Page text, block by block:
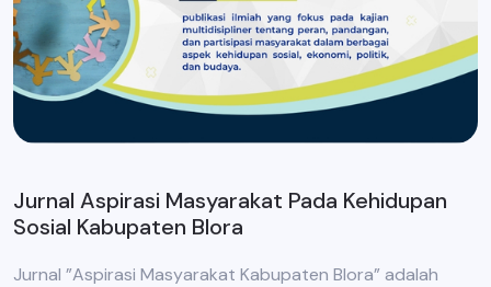
Jurnal Aspirasi Masyarakat Pada Kehidupan
Sosial Kabupaten Blora
Jurnal ”Aspirasi Masyarakat Kabupaten Blora” adalah